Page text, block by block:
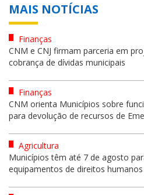
MAIS NOTÍCIAS
Finanças
CNM e CNJ firmam parceria em
cobrança de dívidas municipais
Finanças
CNM orienta Municípios sobre
para devolução de recursos de
Agricultura
Municípios têm até 7 de agosto
equipamentos de direitos humanos